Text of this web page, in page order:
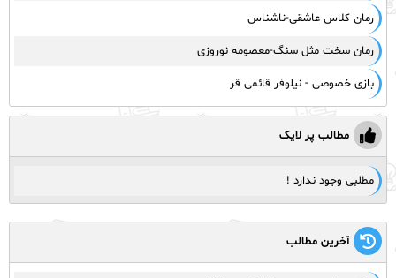
رمان کلاس عاشقی-ناشناس
رمان سخت مثل سنگ-معصومه نوروزی
بازی خصوصی - نیلوفر قائمی قر
مطالب پر لایک
مطلبی وجود ندارد !
آخرین مطالب